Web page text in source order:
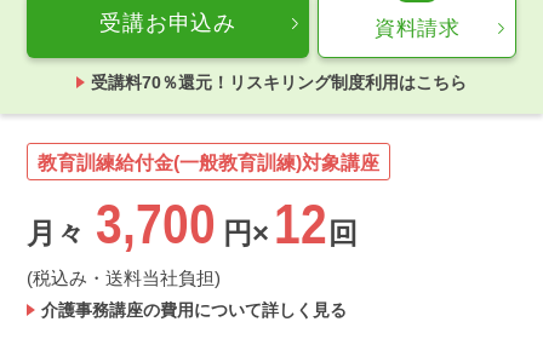
受講お申込み 資料請求
受講料70％還元！リスキリング制度利用はこちら
教育訓練給付金(一般教育訓練)対象講座
月々 3,700 円× 12 回
(税込み・送料当社負担)
介護事務講座の費用について詳しく見る